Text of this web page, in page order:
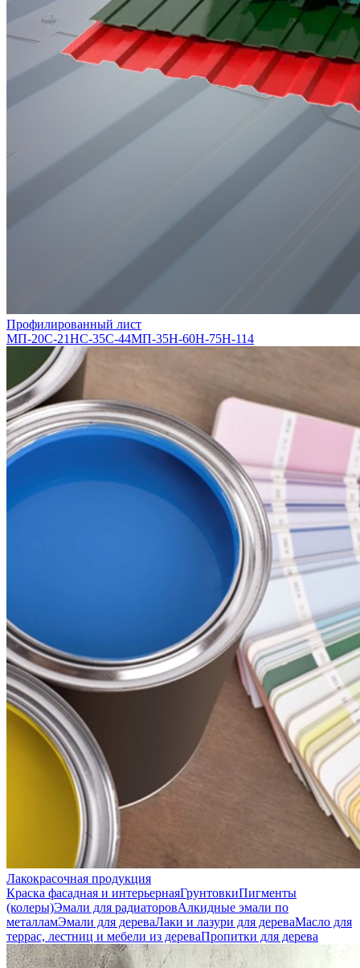
Профилированный лист
МП-20С-21НС-35С-44МП-35Н-60Н-75Н-114
Лакокрасочная продукция
Краска фасадная и интерьернаяГрунтовкиПигменты
(колеры)Эмали для радиаторовАлкидные эмали по
металламЭмали для дереваЛаки и лазури для дереваМасло для
террас, лестниц и мебели из дереваПропитки для дерева